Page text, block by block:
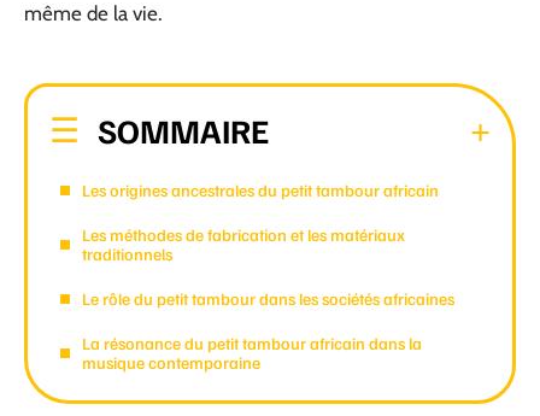
même de la vie.
SOMMAIRE
Les origines ancestrales du petit tambour africain
Les méthodes de fabrication et les matériaux
traditionnels
Le rôle du petit tambour dans les sociétés africaines
La résonance du petit tambour africain dans la
musique contemporaine